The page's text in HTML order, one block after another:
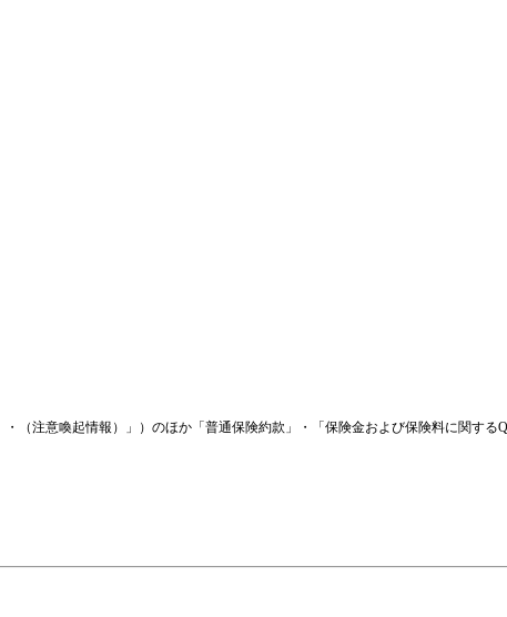
（注意喚起情報）」）のほか「普通保険約款」・「保険金および保険料に関す